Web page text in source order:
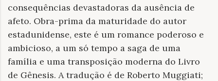
consequências devastadoras da ausência de
afeto. Obra-prima da maturidade do autor
estadunidense, este é um romance poderoso e
ambicioso, a um só tempo a saga de uma
família e uma transposição moderna do Livro
de Gênesis. A tradução é de Roberto Muggiati;